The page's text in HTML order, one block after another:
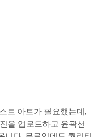
트 아트가 필요했는데,
을 업로드하고 윤곽선